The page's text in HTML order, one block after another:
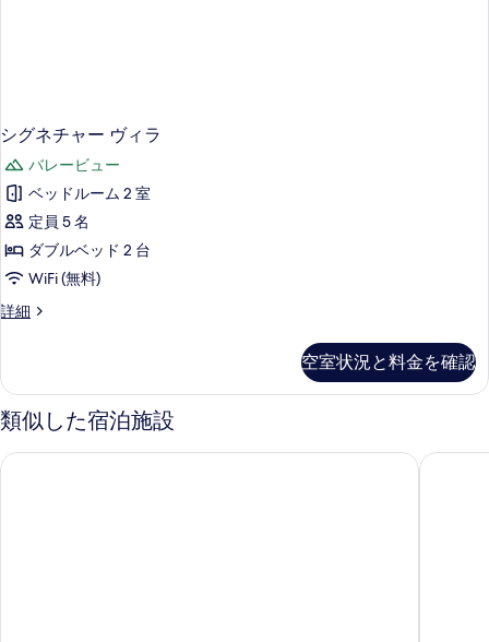
の
写
真
を
表
示
す
シグネチャー ヴィラ
バレービュー
ベッドルーム 2 室
定員 5 名
ダブルベッド 2 台
WiFi (無料)
詳細
シ
ャ
ー
ヴ
ラ
空室状況と料金を確認
類似した宿泊施設
ザ・ハヴァ・ウブド・ア・プラマナ・エクスペリエンスソウヒ